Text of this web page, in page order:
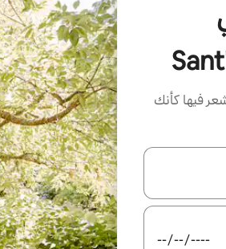
فيها كأنك
لأعلى ولأسفل أو استكشف عن طريق اللمس أو